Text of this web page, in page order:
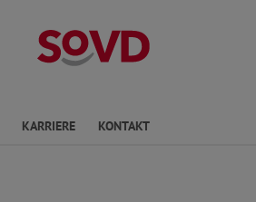
KARRIERE KONTAKT